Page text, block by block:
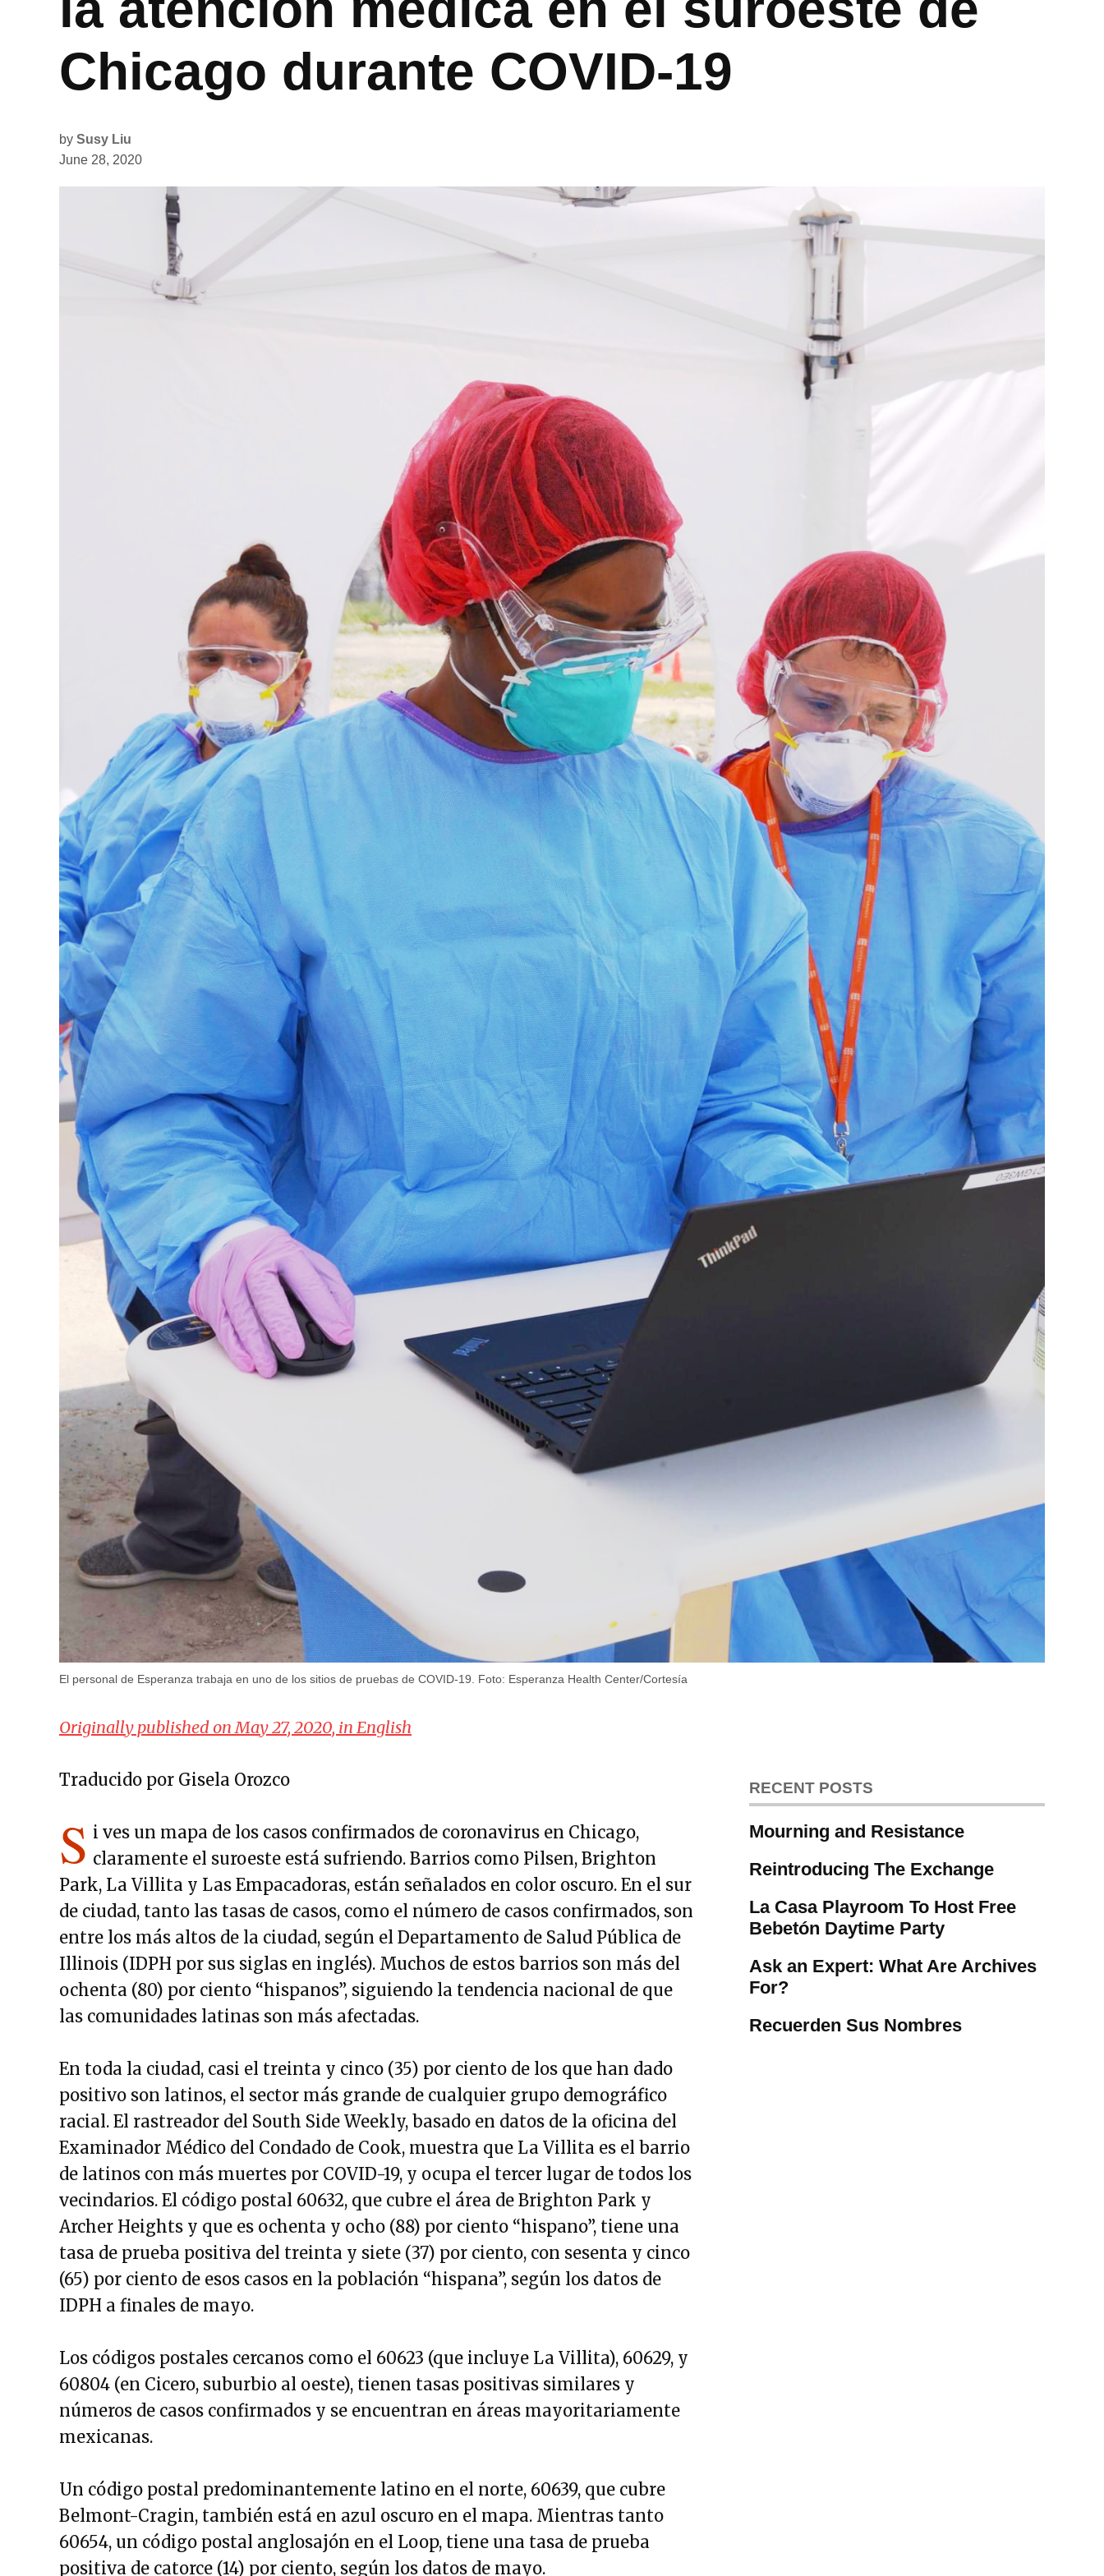
Chicago durante COVID-19
by Susy Liu
June 28, 2020
El personal de Esperanza trabaja en uno de los sitios de pruebas de COVID-19. Foto: Esperanza Health Center/Cortesía
Originally published on May 27, 2020, in English
Traducido por Gisela Orozco
S i ves un mapa de los casos confirmados de coronavirus en Chicago,
claramente el suroeste está sufriendo. Barrios como Pilsen, Brighton
Park, La Villita y Las Empacadoras, están señalados en color oscuro. En el sur
de ciudad, tanto las tasas de casos, como el número de casos confirmados, son
entre los más altos de la ciudad, según el Departamento de Salud Pública de
Illinois (IDPH por sus siglas en inglés). Muchos de estos barrios son más del
ochenta (80) por ciento “hispanos”, siguiendo la tendencia nacional de que
las comunidades latinas son más afectadas.
En toda la ciudad, casi el treinta y cinco (35) por ciento de los que han dado
positivo son latinos, el sector más grande de cualquier grupo demográfico
racial. El rastreador del South Side Weekly, basado en datos de la oficina del
Examinador Médico del Condado de Cook, muestra que La Villita es el barrio
de latinos con más muertes por COVID-19, y ocupa el tercer lugar de todos los
vecindarios. El código postal 60632, que cubre el área de Brighton Park y
Archer Heights y que es ochenta y ocho (88) por ciento “hispano”, tiene una
tasa de prueba positiva del treinta y siete (37) por ciento, con sesenta y cinco
(65) por ciento de esos casos en la población “hispana”, según los datos de
IDPH a finales de mayo.
Los códigos postales cercanos como el 60623 (que incluye La Villita), 60629, y
60804 (en Cicero, suburbio al oeste), tienen tasas positivas similares y
números de casos confirmados y se encuentran en áreas mayoritariamente
mexicanas.
Un código postal predominantemente latino en el norte, 60639, que cubre
Belmont-Cragin, también está en azul oscuro en el mapa. Mientras tanto
60654, un código postal anglosajón en el Loop, tiene una tasa de prueba
positiva de catorce (14) por ciento, según los datos de mayo.
RECENT POSTS
Mourning and Resistance
Reintroducing The Exchange
La Casa Playroom To Host Free
Bebetón Daytime Party
Ask an Expert: What Are Archives
For?
Recuerden Sus Nombres